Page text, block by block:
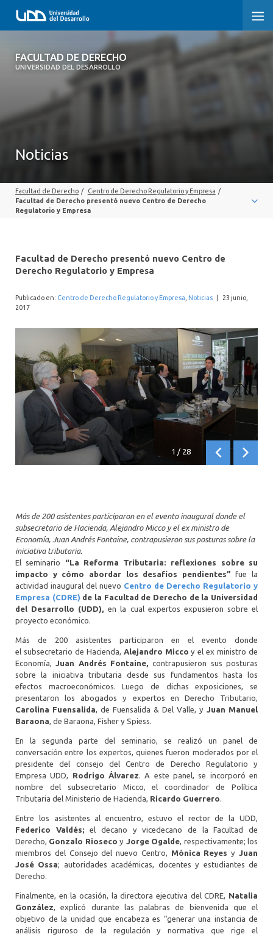
FACULTAD DE DERECHO
UNIVERSIDAD DEL DESARROLLO
FACULTAD DE DERECHO
SOBRE LA FACULTAD
PROFESORES
INTERNACIONAL
Noticias
Facultad de Derecho / Centro de Derecho Regulatorio y Empresa /
Facultad de Derecho presentó nuevo Centro de Derecho
Regulatorio y Empresa
Facultad de Derecho presentó nuevo Centro de
Derecho Regulatorio y Empresa
Publicado en: Centro de Derecho Regulatorio y Empresa Noticias
23 junio,
2017
1 / 28
Anterior
Más de 200 asistentes participaron en el evento inaugural donde el
subsecretario de Hacienda, Alejandro Micco y el ex ministro de
Economía, Juan Andrés Fontaine, contrapusieron sus posturas sobre la
iniciativa tributaria.
El seminario
“La Reforma Tributaria: reflexiones sobre su
impacto y cómo abordar los desafíos pendientes” fue la
actividad inaugural del nuevo Centro de Derecho Regulatorio y
Empresa (CDRE) de la Facultad de Derecho de la Universidad
del Desarrollo (UDD),en la cual expertos expusieron sobre el
proyecto económico.
Más de 200 asistentes participaron en el evento donde
el subsecretario de Hacienda, Alejandro Miccoy el ex ministro de
Economía, Juan Andrés Fontaine, contrapusieron sus posturas
sobre la iniciativa tributaria desde sus fundamentos hasta los
efectos macroeconómicos. Luego de dichas exposiciones, se
presentaron los abogados y expertos en Derecho Tributario,
Carolina Fuensalida, de Fuensalida & Del Valle, y Juan Manuel
Baraona, de Baraona, Fisher y Spiess.
En la segunda parte del seminario, se realizó un panel de
conversación entre los expertos, quienes fueron moderados por el
presidente del consejo del Centro de Derecho Regulatorio y
Empresa UDD, Rodrigo Álvarez. A este panel, se incorporó en
nombre del subsecretario Micco, el coordinador de Política
Tributaria del Ministerio de Hacienda, Ricardo Guerrero.
Entre los asistentes al encuentro, estuvo el rector de la UDD,
Federico Valdés; el decano y vicedecano de la Facultad de
Derecho, Gonzalo Rioseco y Jorge Ogalde, respectivamente; los
miembros del Consejo del nuevo Centro, Mónica Reyes yJuan
José Ossa; autoridades académicas, docentes y estudiantes de
Derecho.
Finalmente, en la ocasión, la directora ejecutiva del CDRE, Natalia
González, explicó durante las palabras de bienvenida que el
objetivo de la unidad que encabeza es “generar una instancia de
análisis riguroso de la regulación y normativa que rige el